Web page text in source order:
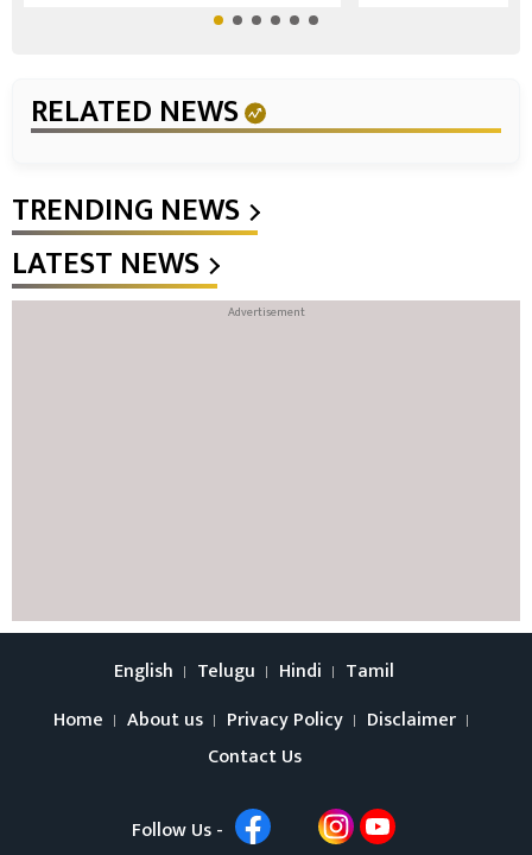
RELATED NEWS
TRENDING NEWS
LATEST NEWS
English Telugu Hindi
Tamil
Home
About us Privacy Policy
Disclaimer
Contact Us
Follow Us -